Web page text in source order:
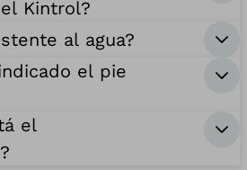
Kintrol?
al agua?
el pie
el